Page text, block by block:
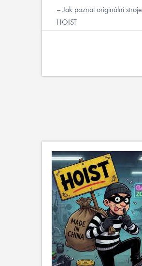
Jak poznat originální stroje
HOIST